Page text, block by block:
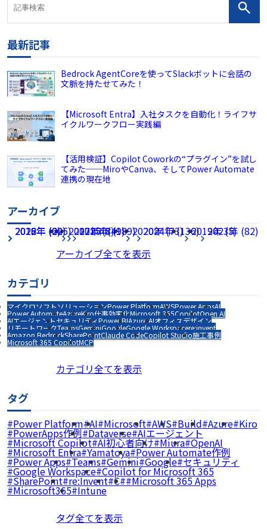
最新記事
Bedrock AgentCoreを使ってSlackボットに会話の
文脈を持たせてみた！
【Microsoft Entra】入社タスクを自動化！ライフサ
イクルワークフロー実践編
【活用検証】Copilot Coworkの“プラグイン”を試し
てみた──MiroやCanva、そしてPower Automate
連携の現在地
アーカイブ
2026年 (225) 2025年 (189) 2024年 (136) 2023年 (82)
2022年 (60) 2021年 (49) 2020年 (73) 2019年 (5)
2018年 (2) 2017年 (8)
アーカイブ全てを表示
カテゴリ
マイクロソフトソリューションPower PlatformAWSPower AppsAI
Power AutomateAzureKiro仕事効率化Microsoft 365CopilotOpen AI
AIエージェントセキュリティPower BIAzure AIオフィスデザイン
リモートワークTeamsGeminiGoogleGoogle Workspacere:invent
Amazon BedrockSharePointClaude CodeCopilot Studio施工事例
Microsoft 365 CopilotMCP
カテゴリ全てを表示
タグ
Power Platform AI Microsoft AWS Build Azure Kiro
PowerApps作例 Dataverse AIエージェント
Microsoft Copilot AI初心者向け Miura OpenAI
Microsoft Entra Yamatoya Power Automate作例
Power Apps Teams Gemini Google セキュリティ
Google Workspace Copilot for Microsoft 365
SharePoint re:Invent C# Microsoft 365 Apps
Microsoft365 Intune
タグ全てを表示